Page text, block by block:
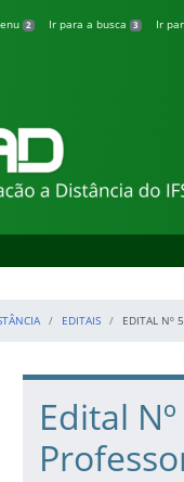
2 Ir para a busca 3 Ir
a
EDITAIS EDITAL Nº
Início do conteúdo
Edital